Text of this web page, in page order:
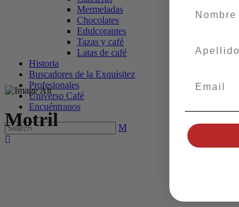
Mermeladas
Chocolates
Edulcorantes
Tazas y café
Latas de café
Historia
Buscadores de la Exquisitez
Profesionales
Universo Café
Encuéntranos
Motril